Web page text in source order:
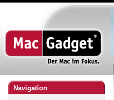
Navigation